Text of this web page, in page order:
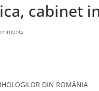
cabinet
DIN ROMÂNIA